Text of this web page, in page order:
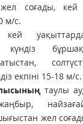
соғады, кей
м/с.
кей
күндіз
батыстан,
екпіні 15-18 м/с.
таулы
жел